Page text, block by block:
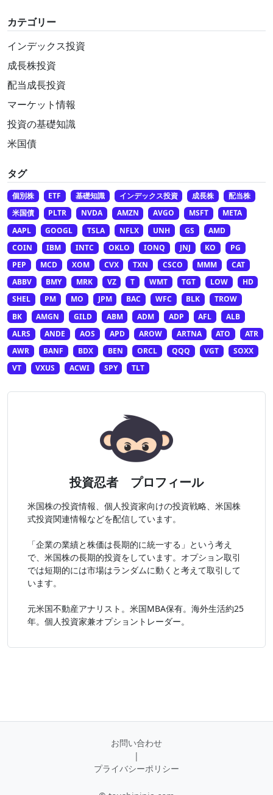
カテゴリー
インデックス投資
成長株投資
配当成長投資
マーケット情報
投資の基礎知識
米国債
タグ
個別株 ETF 基礎知識 インデックス投資 成長株
配当株
米国債
PLTR NVDA AMZN AVGO MSFT
META
AAPL
GOOGL TSLA NFLX UNH GS
AMD
COIN
IBM INTC OKLO IONQ JNJ KO
PG
PEP
MCD XOM CVX TXN CSCO MMM
CAT
ABBV
BMY MRK VZ T WMT TGT LOW
HD
SHEL
PM MO JPM BAC WFC BLK
TROW
BK
AMGN GILD ABM ADM ADP AFL
ALB
ALRS
ANDE AOS APD AROW ARTNA ATO
ATR
AWR
BANF BDX BEN ORCL QQQ VGT
SOXX
VT
VXUS ACWI SPY TLT
投資忍者 プロフィール
米国株の投資情報、個人投資家向けの投資戦略、米国株
式投資関連情報などを配信しています。
「企業の業績と株価は長期的に統一する」という考え
で、米国株の長期的投資をしています。オプション取引
では短期的には市場はランダムに動くと考えて取引して
います。
元米国不動産アナリスト。米国MBA保有。海外生活約25
年。個人投資家兼オプショントレーダー。
お問い合わせ
|
プライバシーポリシー